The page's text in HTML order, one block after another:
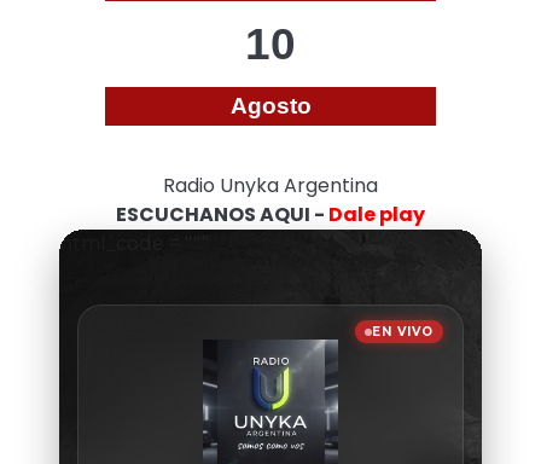
10
Agosto
Radio Unyka Argentina
ESCUCHANOS AQUI - Dale play